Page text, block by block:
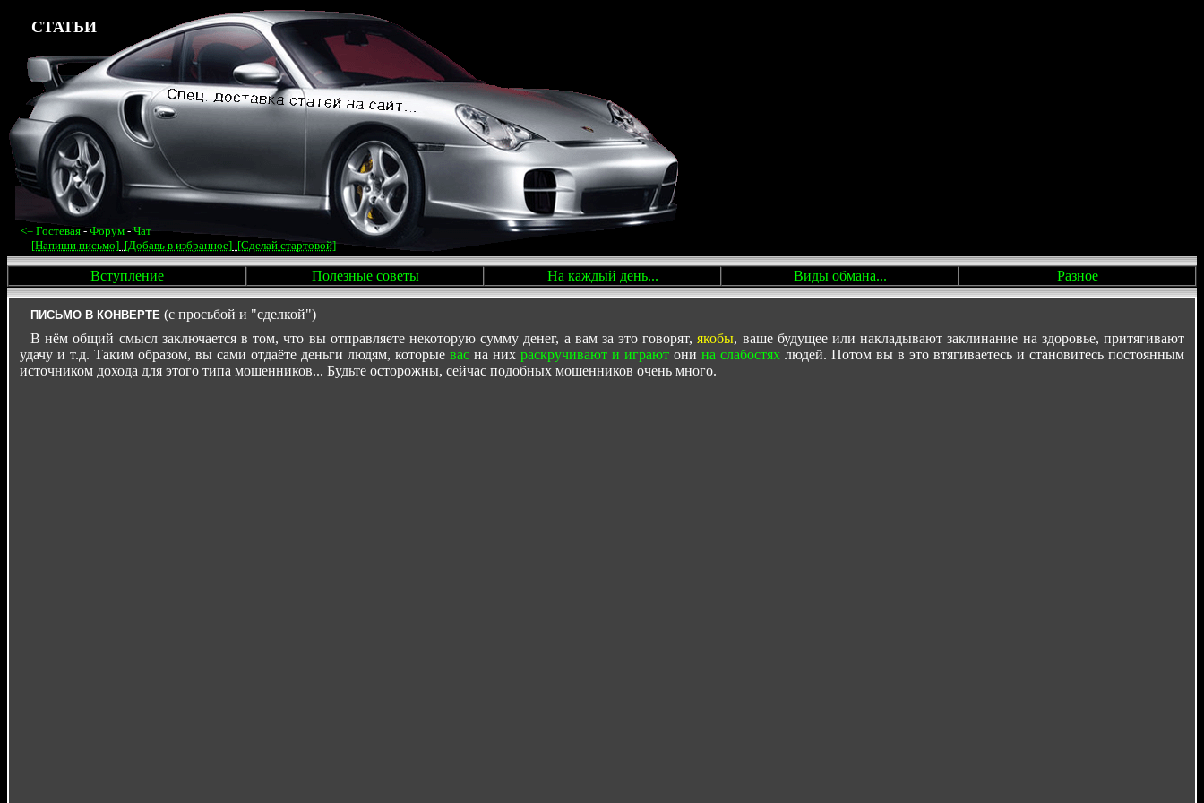
СТАТЬИ
<= Гостевая -Форум-Чат
[Напиши письмо] [Добавь в избранное] [Сделай стартовой]
Вступление Полезные советы На каждый день... Виды обмана... Разное
ПИСЬМО В КОНВЕРТЕ (с просьбой и "сделкой")
В нём общий смысл заключается в том, что вы отправляете некоторую сумму денег, а вам за это говорят, якобы, ваше будущее или накладывают заклинание на здоровье, притягивают
удачу и т.д. Таким образом, вы сами отдаёте деньги людям, которые вас на них раскручивают и играют они на слабостях людей. Потом вы в это втягиваетесь и становитесь постоянным
источником дохода для этого типа мошенников... Будьте осторожны, сейчас подобных мошенников очень много.